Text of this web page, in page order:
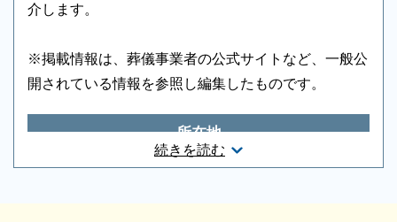
続きを読む
介します。
※掲載情報は、葬儀事業者の公式サイトなど、一般公
開されている情報を参照し編集したものです。
所在地
兵庫県姫路市西夢前台3-80